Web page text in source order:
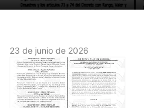
23 de junio de 2026